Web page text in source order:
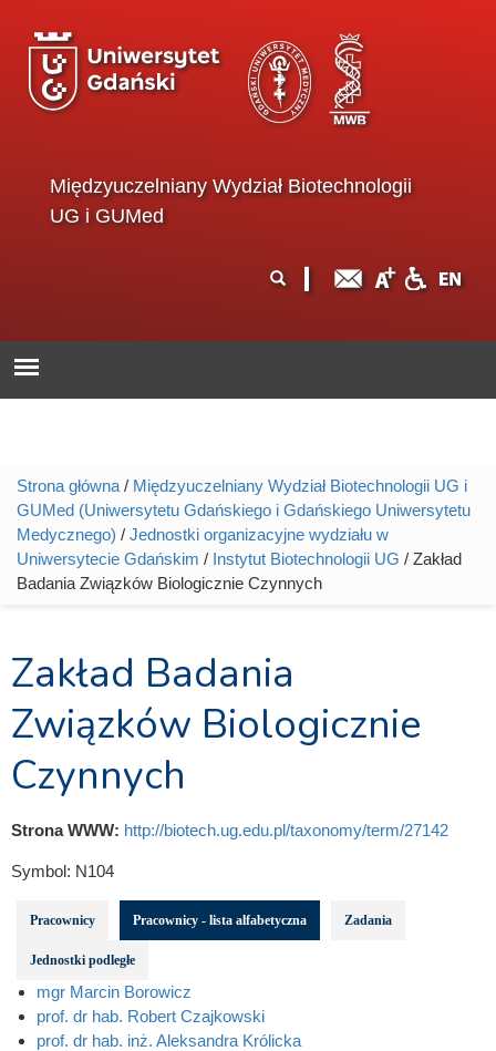
Międzyuczelniany Wydział Biotechnologii
UG i GUMed
wyszukiwania
Jesteś tutaj
Strona główna / Międzyuczelniany Wydział Biotechnologii UG i
GUMed (Uniwersytetu Gdańskiego i Gdańskiego Uniwersytetu
Medycznego) / Jednostki organizacyjne wydziału w
Uniwersytecie Gdańskim / Instytut Biotechnologii UG / Zakład
Badania Związków Biologicznie Czynnych
Zakład Badania
Związków Biologicznie
Czynnych
Strona WWW: http://biotech.ug.edu.pl/taxonomy/term/27142
Symbol: N104
Pracownicy Pracownicy - lista alfabetyczna Zadania
Jednostki podległe
mgr Marcin Borowicz
prof. dr hab. Robert Czajkowski
prof. dr hab. inż. Aleksandra Królicka